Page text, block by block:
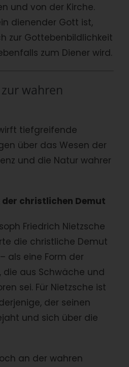
und von der Kirche.
dienender Gott ist,
zur Gottebenbildlichkeit
zum Diener wird.
wahren
tiefgreifende
über das Wesen der
und die Natur wahrer
der christlichen Demut
Friedrich Nietzsche
die christliche Demut
als eine Form der
die aus Schwäche und
sei. Für Nietzsche ist
der seinen
und sich über die
an der wahren